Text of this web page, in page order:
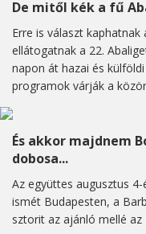
De mitől kék a fű
Erre is választ
ellátogatnak a 22.
napon át hazai és
programok várják a
És akkor majdnem
dobosa...
Az együttes augusztus
ismét Budapesten, a
sztorit az ajánló mellé